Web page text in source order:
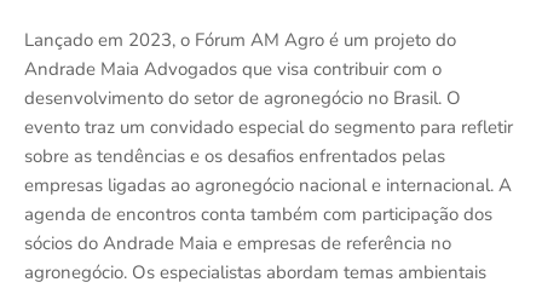
Lançado em 2023, o Fórum AM Agro é um projeto do
Andrade Maia Advogados que visa contribuir com o
desenvolvimento do setor de agronegócio no Brasil. O
evento traz um convidado especial do segmento para refletir
sobre as tendências e os desafios enfrentados pelas
empresas ligadas ao agronegócio nacional e internacional. A
agenda de encontros conta também com participação dos
sócios do Andrade Maia e empresas de referência no
agronegócio. Os especialistas abordam temas ambientais